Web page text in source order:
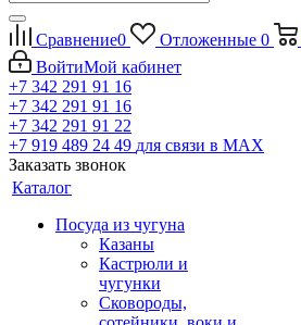
Сравнение0 Отложенные 0
ВойтиМой кабинет
+7 342 291 91 16
+7 342 291 91 16
+7 342 291 91 22
+7 919 489 24 49 для связи в МАХ
Заказать звонок
Каталог
Посуда из чугуна
Казаны
Кастрюли и
чугунки
Сковороды,